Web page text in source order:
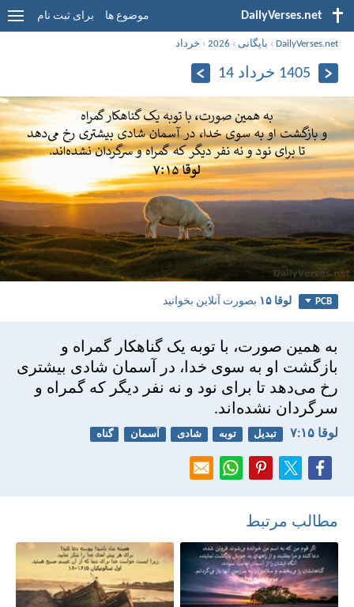
DailyVerses.net موضوع ها برای ثبت نام
DailyVerses.net
› بایگانی ›
2026
› خرداد
1405 خرداد 14
PCB لوقا ۱۵ بصورت آنلاین بخوانید
به همين صورت، با توبه يک گناهكار گمراه و
بازگشت او به سوی خدا، در آسمان شادی بيشتری
رخ می‌دهد تا برای نود و نه نفر ديگر كه گمراه و
سرگردان نشده‌اند.
لوقا ۱۵:‏۷ تبدیل توبه شادی آسمان گناه
مطالب مرتبط